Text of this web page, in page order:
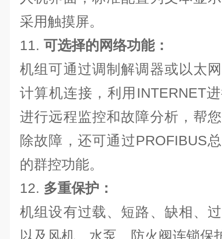
采用触摸屏。
11. 可选择的网络功能：
机组可通过调制解调器或以太
计算机连接，利用INTERNET
进行远程监控和故障分析，帮
除故障，还可通过PROFIBUS
的群控功能。
12. 多重保护：
机组设有过载、短路、缺相、
以及风机、水泵、防火阀连锁保